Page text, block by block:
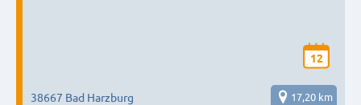
12
38667 Bad Harzburg 17,20 km